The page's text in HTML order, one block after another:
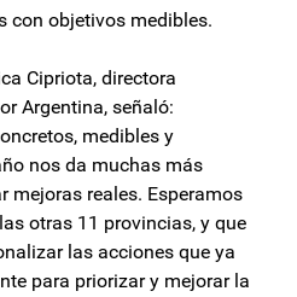
con objetivos medibles.
Cipriota, directora
Argentina, señaló:
medibles y
nos da muchas más
mejoras reales. Esperamos
otras 11 provincias, y que
las acciones que ya
para priorizar y mejorar la